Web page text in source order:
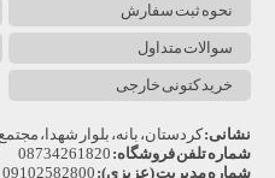
نحوه ثبت سفارش
سوالات متداول
خرید کتونی خارجی
نشانی:کردستان، بانه، بلوار شهدا،
شماره تلفن فروشگاه: 08734261820
شماره مدیریت (عزیزی):